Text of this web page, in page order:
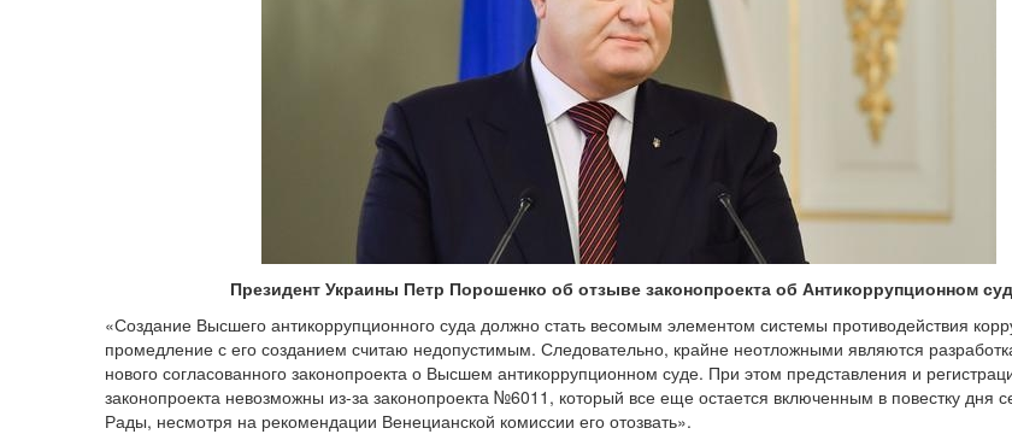
Президент Украины Петр Порошенко об отзыве законопроекта об Антикоррупционном
«Создание Высшего антикоррупционного суда должно стать весомым элементом системы противодействия
промедление с его созданием считаю недопустимым. Следовательно, крайне неотложными являются
нового согласованного законопроекта о Высшем антикоррупционном суде. При этом представления и
законопроекта невозможны из-за законопроекта №6011, который все еще остается включенным в повестку дня
Рады, несмотря на рекомендации Венецианской комиссии его отозвать».